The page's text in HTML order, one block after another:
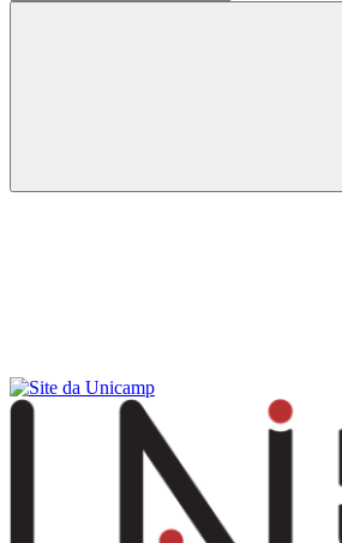
Buscar